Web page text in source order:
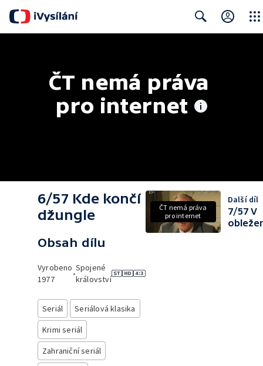
ČT nemá práva
pro internet
6/57 Kde končí
džungle
Obsah dílu
Vyrobeno
1977
•
Spojené
království
Seriál
Seriálová klasika
Krimi seriál
Zahraniční seriál
ČT nemá práva
pro internet
Další díl
7/57 V